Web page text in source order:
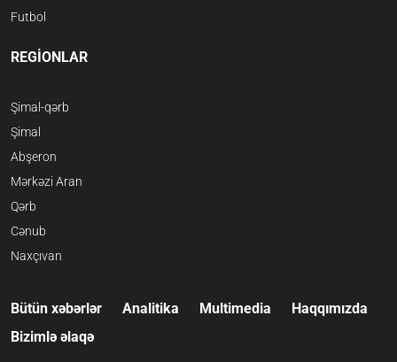
Futbol
REGİONLAR
Şimal-qərb
Şimal
Abşeron
Mərkəzi Aran
Qərb
Cənub
Naxçıvan
Bütün xəbərlər Analitika Multimedia
Haqqımızda
Bizimlə əlaqə